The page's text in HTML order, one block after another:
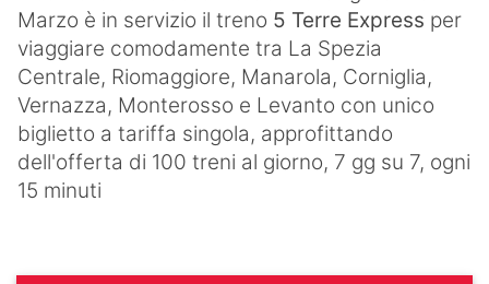
LA
STRADA
DEI
SANTUARI
Marzo è in servizio il treno 5 Terre Express per
viaggiare comodamente tra La Spezia
Centrale, Riomaggiore, Manarola, Corniglia,
Vernazza, Monterosso e Levanto con unico
biglietto a tariffa singola, approfittando
dell'offerta di 100 treni al giorno, 7 gg su 7, ogni
15 minuti